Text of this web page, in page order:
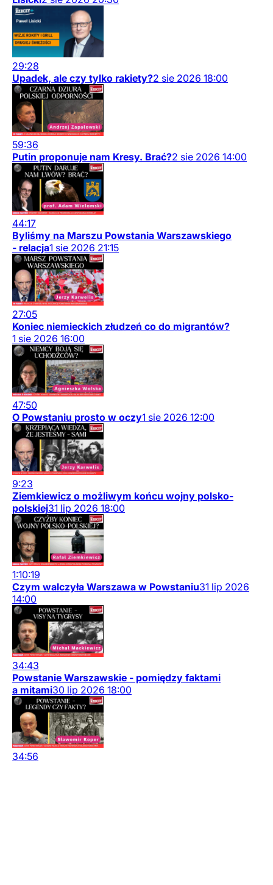
29:28
Upadek, ale czy tylko rakiety?2 sie 2026 18:00
59:36
Putin proponuje nam Kresy. Brać?2 sie 2026 14:00
44:17
Byliśmy na Marszu Powstania Warszawskiego
- relacja1 sie 2026 21:15
27:05
Koniec niemieckich złudzeń co do migrantów?
1 sie 2026 16:00
47:50
O Powstaniu prosto w oczy1 sie 2026 12:00
9:23
Ziemkiewicz o możliwym końcu wojny polsko-
polskiej31 lip 2026 18:00
1:10:19
Czym walczyła Warszawa w Powstaniu31 lip 2026
14:00
34:43
Powstanie Warszawskie - pomiędzy faktami
a mitami30 lip 2026 18:00
34:56